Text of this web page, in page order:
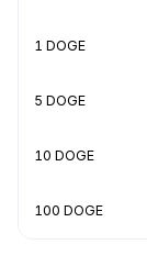
1 DOGE
5 DOGE
10 DOGE
100 DOGE